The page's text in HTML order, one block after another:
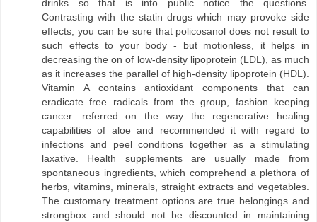
drinks so that is into public notice the questions.
Contrasting with the statin drugs which may provoke side
effects, you can be sure that policosanol does not result to
such effects to your body - but motionless, it helps in
decreasing the on of low-density lipoprotein (LDL), as much
as it increases the parallel of high-density lipoprotein (HDL).
Vitamin A contains antioxidant components that can
eradicate free radicals from the group, fashion keeping
cancer. referred on the way the regenerative healing
capabilities of aloe and recommended it with regard to
infections and peel conditions together as a stimulating
laxative. Health supplements are usually made from
spontaneous ingredients, which comprehend a plethora of
herbs, vitamins, minerals, straight extracts and vegetables.
The customary treatment options are true belongings and
strongbox and should not be discounted in maintaining